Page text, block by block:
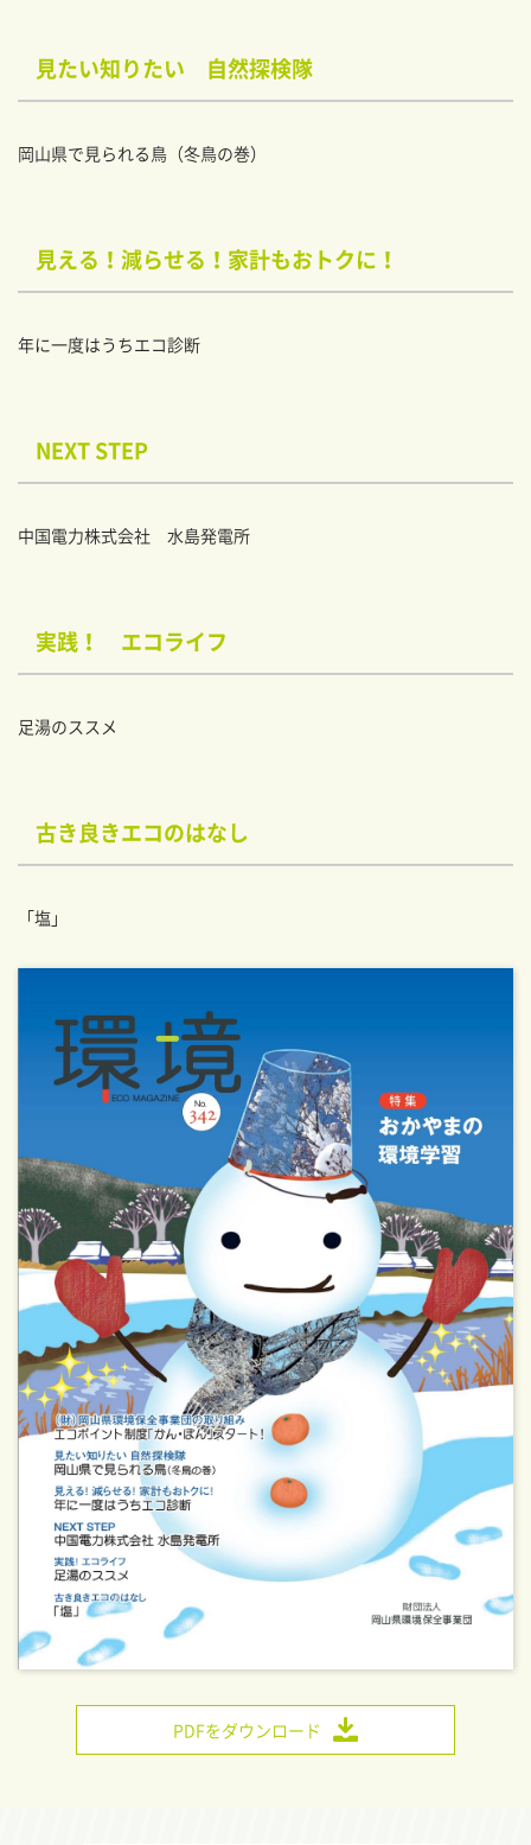
見たい知りたい 自然探検隊
岡山県で見られる鳥（冬鳥の巻）
見える！減らせる！家計もおトクに！
年に一度はうちエコ診断
NEXT STEP
中国電力株式会社 水島発電所
実践！ エコライフ
足湯のススメ
古き良きエコのはなし
「塩」
PDFをダウンロード